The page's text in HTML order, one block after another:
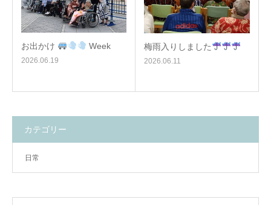
お出かけ Week
2026.06.19
梅雨入りしました
2026.06.11
カテゴリー
日常